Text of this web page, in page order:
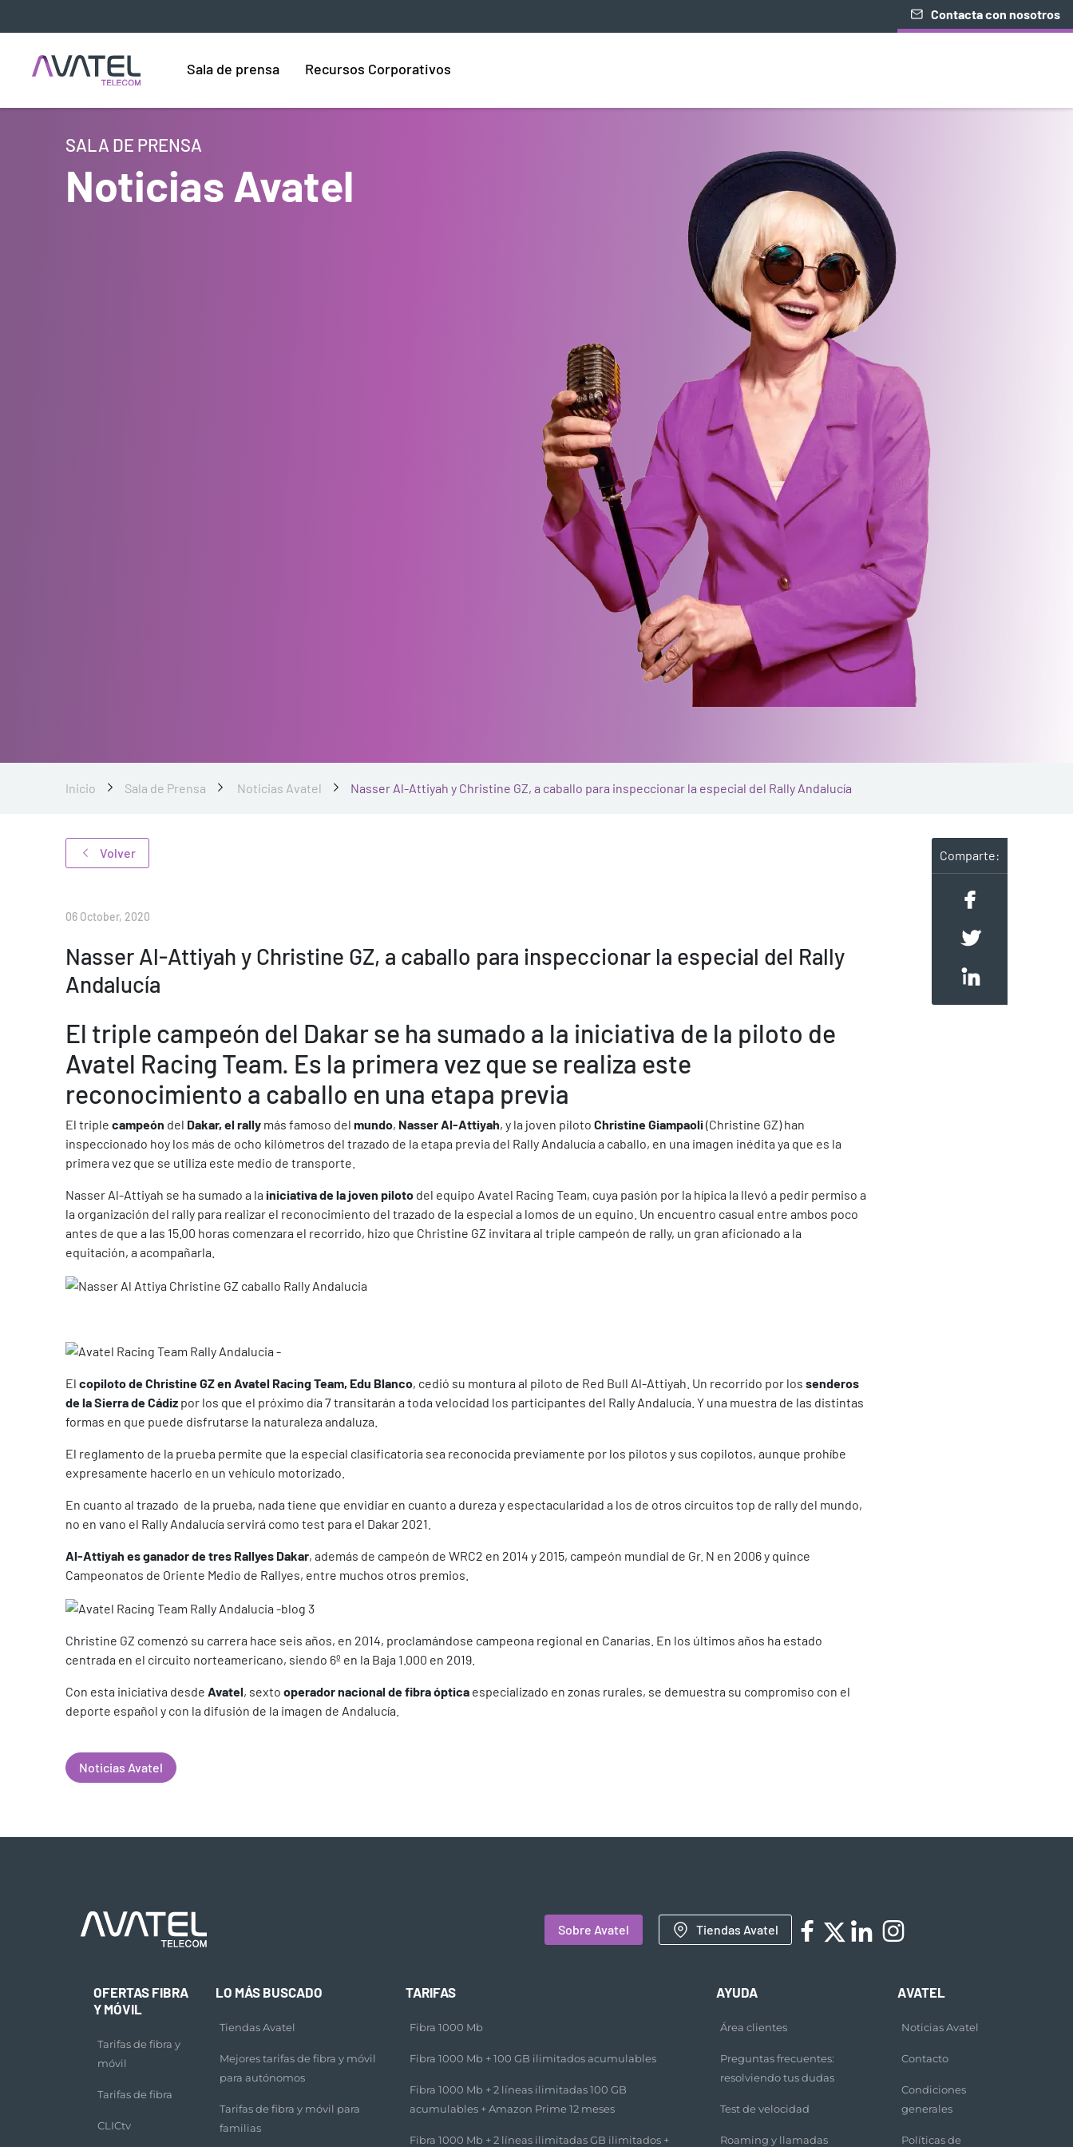
Contacta con nosotros
Sala de prensa Recursos Corporativos
SALA DE PRENSA
Noticias Avatel
Inicio Sala de Prensa Noticias Avatel Nasser Al-Attiyah y Christine GZ, a caballo para inspeccionar la especial del Rally Andalucía
Volver
06 October, 2020
Nasser Al-Attiyah y Christine GZ, a caballo para inspeccionar la especial del Rally
Andalucía
El triple campeón del Dakar se ha sumado a la iniciativa de la piloto de
Avatel Racing Team. Es la primera vez que se realiza este
reconocimiento a caballo en una etapa previa
El triple campeón del Dakar, el rally más famoso del mundo, Nasser Al-Attiyah, y la joven piloto Christine Giampaoli(Christine GZ) han
inspeccionado hoy los más de ocho kilómetros del trazado de la etapa previa del Rally Andalucía a caballo, en una imagen inédita ya que es la
primera vez que se utiliza este medio de transporte.
Nasser Al-Attiyah se ha sumado a la iniciativa de la joven piloto del equipo Avatel Racing Team, cuya pasión por la hípica la llevó a pedir permiso a
la organización del rally para realizar el reconocimiento del trazado de la especial a lomos de un equino. Un encuentro casual entre ambos poco
antes de que a las 15.00 horas comenzara el recorrido, hizo que Christine GZ invitara al triple campeón de rally, un gran aficionado a la
equitación, a acompañarla.
El copiloto de Christine GZ en Avatel Racing Team, Edu Blanco, cedió su montura al piloto de Red Bull Al-Attiyah. Un recorrido por los senderos
de la Sierra de Cádiz por los que el próximo día 7 transitarán a toda velocidad los participantes del Rally Andalucía. Y una muestra de las distintas
formas en que puede disfrutarse la naturaleza andaluza.
El reglamento de la prueba permite que la especial clasificatoria sea reconocida previamente por los pilotos y sus copilotos, aunque prohíbe
expresamente hacerlo en un vehículo motorizado.
En cuanto al trazado de la prueba, nada tiene que envidiar en cuanto a dureza y espectacularidad a los de otros circuitos top de rally del mundo,
no en vano el Rally Andalucía servirá como test para el Dakar 2021.
Al-Attiyah es ganador de tres Rallyes Dakar, además de campeón de WRC2 en 2014 y 2015, campeón mundial de Gr. N en 2006 y quince
Campeonatos de Oriente Medio de Rallyes, entre muchos otros premios.
Christine GZ comenzó su carrera hace seis años, en 2014, proclamándose campeona regional en Canarias. En los últimos años ha estado
centrada en el circuito norteamericano, siendo 6º en la Baja 1.000 en 2019.
Con esta iniciativa desde Avatel, sexto operador nacional de fibra óptica especializado en zonas rurales, se demuestra su compromiso con el
deporte español y con la difusión de la imagen de Andalucía.
Noticias Avatel
Comparte:
Sobre Avatel Tiendas Avatel
OFERTAS FIBRA
Y MÓVIL
Tarifas de fibra y
móvil
Tarifas de fibra
CLICtv
LO MÁS BUSCADO
Tiendas Avatel
Mejores tarifas de fibra y móvil
para autónomos
Tarifas de fibra y móvil para
familias
TARIFAS
Fibra 1000 Mb
Fibra 1000 Mb + 100 GB ilimitados acumulables​
Fibra 1000 Mb + 2 líneas ilimitadas 100 GB
acumulables + Amazon Prime 12 meses​
Fibra 1000 Mb + 2 líneas ilimitadas GB ilimitados +
AYUDA
Área clientes
Preguntas frecuentes:
resolviendo tus dudas
Test de velocidad
Roaming y llamadas
AVATEL
Noticias Avatel
Contacto
Condiciones
generales
Políticas de